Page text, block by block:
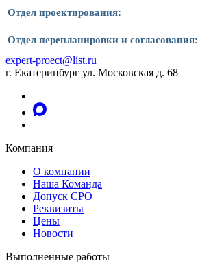
Отдел проектирования:
Отдел перепланировки и согласования:
expert-proect@list.ru
г. Екатеринбург ул. Московская д. 68
Компания
О компании
Наша Команда
Допуск СРО
Реквизиты
Цены
Новости
Выполненные работы